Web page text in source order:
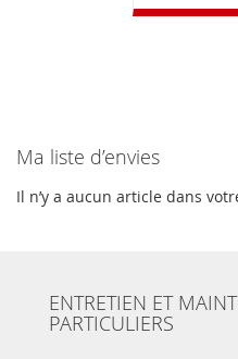
Ma liste d’envies
Il n’y a aucun article dans
ENTRETIEN ET
PARTICULIERS